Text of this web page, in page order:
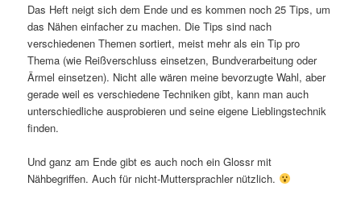
Das Heft neigt sich dem Ende und es kommen noch 25 Tips, um
das Nähen einfacher zu machen. Die Tips sind nach
verschiedenen Themen sortiert, meist mehr als ein Tip pro
Thema (wie Reißverschluss einsetzen, Bundverarbeitung oder
Ärmel einsetzen). Nicht alle wären meine bevorzugte Wahl, aber
gerade weil es verschiedene Techniken gibt, kann man auch
unterschiedliche ausprobieren und seine eigene Lieblingstechnik
finden.
Und ganz am Ende gibt es auch noch ein Glossr mit
Nähbegriffen. Auch für nicht-Muttersprachler nützlich.